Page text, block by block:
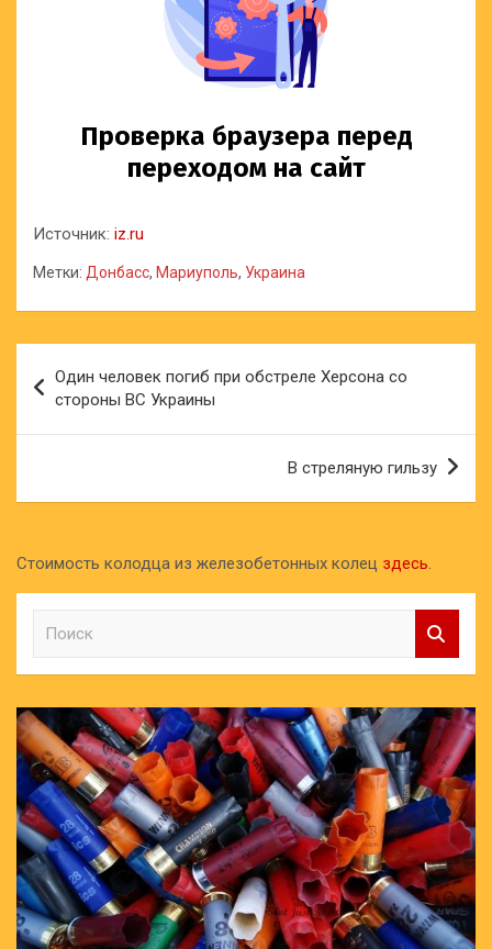
Источник: iz.ru
Метки: Донбасс, Мариуполь, Украина
по
записям
Один человек погиб при обстреле Херсона со
стороны ВС Украины
В стреляную гильзу
Стоимость колодца из железобетонных колец здесь
к